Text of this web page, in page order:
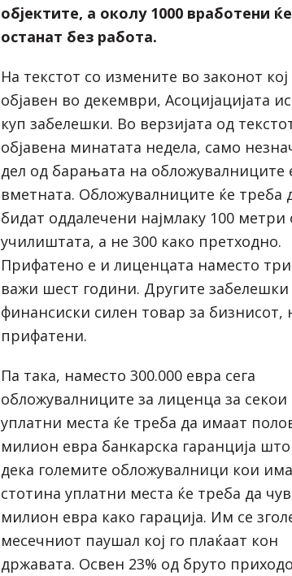
објектите, а околу 1000 вработени ќе
останат без работа.
На текстот со измените во законот
објавен во декември, Асоцијацијата
куп забелешки. Во верзијата од
објавена минатата недела, само
дел од барањата на обложувалниците
вметната. Обложувалниците ќе треба
бидат оддалечени најмлаку 100 метри
училиштата, а не 300 како претходно.
Прифатено е и лиценцата наместо
важи шест години. Другите забелешки
финансиски силен товар за бизнисот,
прифатени.
Па така, наместо 300.000 евра сега
обложувалниците за лиценца за секои
уплатни места ќе треба да имаат
милион евра банкарска гаранција
дека големите обложувалници кои
стотина уплатни места ќе треба да
милион евра како гарација. Им се
месечниот паушал кој го плаќаат кон
државата. Освен 23% од бруто